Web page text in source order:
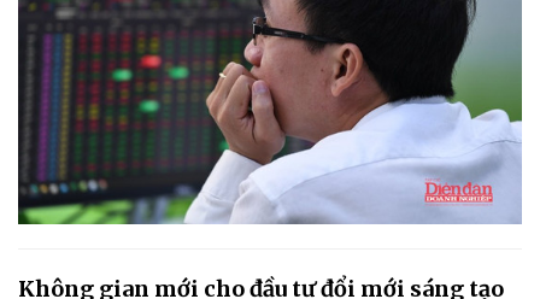
Không gian mới cho đầu tư đổi mới sáng tạo